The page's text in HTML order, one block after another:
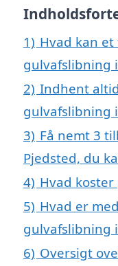
1) Hvad kan
gulvafslibning
2) Indhent
gulvafslibning
3) Få nemt 3
Pjedsted, du
4) Hvad
5) Hvad er
gulvafslibning
6) Oversigt